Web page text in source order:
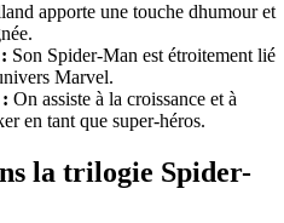
apporte une touche dhumour et
Son Spider-Man est étroitement lié
Marvel.
On assiste à la croissance et à
en tant que super-héros.
la trilogie Spider-